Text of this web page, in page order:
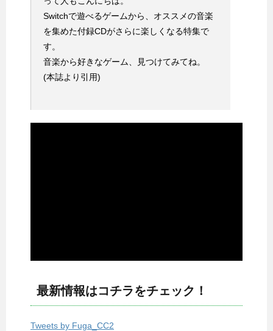
Switchで遊べるゲームから、オススメの音楽
を集めた付録CDがさらに楽しくなる特集で
す。
音楽から好きなゲーム、見つけてみてね。
(本誌より引用)
最新情報はコチラをチェック！
Tweets by Fuga_CC2